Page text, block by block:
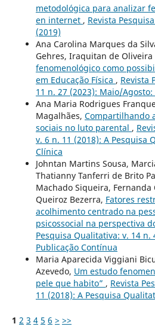
metodológica para analizar
en internet , Revista
(2019)
Ana Carolina Marques da
Gehres, Iraquitan de Oliveira
fenomenológico como
em Educação Física , Revista
11 n. 27 (2023): Maio/
Ana Maria Rodrigues
Magalhães, Compartilhando
sociais no luto parental ,
v. 6 n. 11 (2018): A Pesquisa
Clí­nica
Johntan Martins Sousa,
Thatianny Tanferri de Brito
Machado Siqueira, Fernanda
Queiroz Bezerra, Fatores
acolhimento centrado na
psicossocial na perspectiva
Pesquisa Qualitativa: v. 14 n.
Publicação Contínua
Maria Aparecida Viggiani
Azevedo, Um estudo
pele que habito” , Revista
11 (2018): A Pesquisa
1 2 3 4 5 6 > >>